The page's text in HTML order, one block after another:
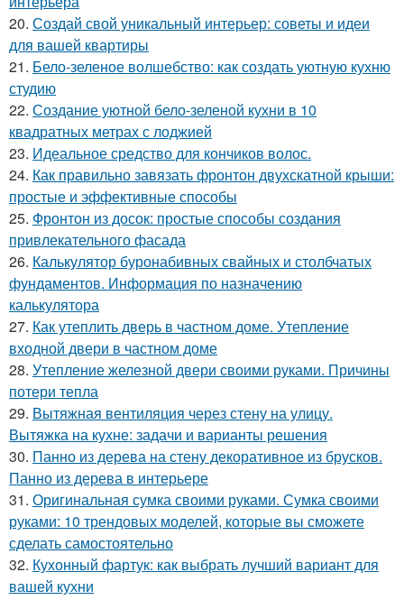
20. Создай свой уникальный интерьер: советы и идеи
для вашей квартиры
21. Бело-зеленое волшебство: как создать уютную кухню
студию
22. Создание уютной бело-зеленой кухни в 10
квадратных метрах с лоджией
23. Идеальное средство для кончиков волос.
24. Как правильно завязать фронтон двухскатной крыши:
простые и эффективные способы
25. Фронтон из досок: простые способы создания
привлекательного фасада
26. Калькулятор буронабивных свайных и столбчатых
фундаментов. Информация по назначению
калькулятора
27. Как утеплить дверь в частном доме. Утепление
входной двери в частном доме
28. Утепление железной двери своими руками. Причины
потери тепла
29. Вытяжная вентиляция через стену на улицу.
Вытяжка на кухне: задачи и варианты решения
30. Панно из дерева на стену декоративное из брусков.
Панно из дерева в интерьере
31. Оригинальная сумка своими руками. Сумка своими
руками: 10 трендовых моделей, которые вы сможете
сделать самостоятельно
32. Кухонный фартук: как выбрать лучший вариант для
вашей кухни